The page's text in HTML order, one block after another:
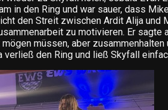
in den Ring und war sauer, dass
den Streit zwischen Ardit Alija und
zu motivieren. Er sagte
müssen, aber zusammenhalten
verließ den Ring und ließ Skyfall